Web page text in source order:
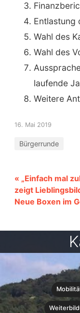
Entlastung
Wahl des
Wahl des
laufende
Weitere
16. Mai 2019
Bürgerrunde
« „Einfach mal
zeigt
Neue Boxen im